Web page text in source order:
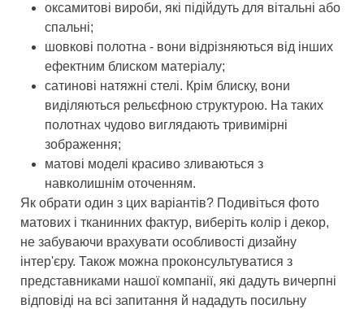
оксамитові вироби, які підійдуть для вітальні або
спальні;
шовкові полотна - вони відрізняються від інших
ефектним блиском матеріалу;
сатинові натяжні стелі. Крім блиску, вони
виділяються рельєфною структурою. На таких
полотнах чудово виглядають тривимірні
зображення;
матові моделі красиво зливаються з
навколишнім оточенням.
Як обрати один з цих варіантів? Подивіться фото
матових і тканинних фактур, виберіть колір і декор,
не забуваючи врахувати особливості дизайну
інтер'єру. Також можна проконсультуватися з
представниками нашої компанії, які дадуть вичерпні
відповіді на всі запитання й нададуть посильну